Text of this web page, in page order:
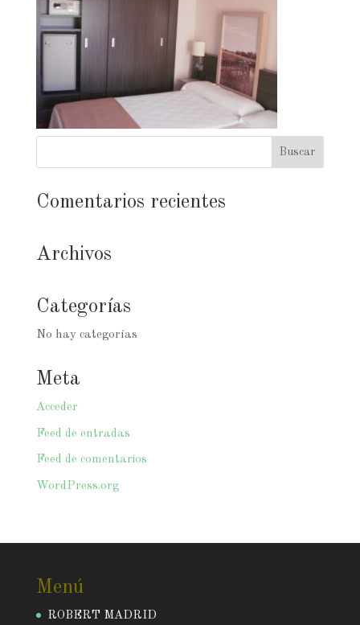
Comentarios recientes
Archivos
Categorías
No hay categorías
Meta
Acceder
Feed de entradas
Feed de comentarios
WordPress.org
Menú
ROBERT MADRID